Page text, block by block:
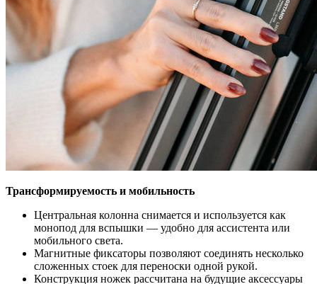
Трансформируемость и мобильность
Центральная колонна снимается и используется как
монопод для вспышки — удобно для ассистента или
мобильного света.
Магнитные фиксаторы позволяют соединять несколько
сложенных стоек для переноски одной рукой.
Конструкция ножек рассчитана на будущие аксессуары